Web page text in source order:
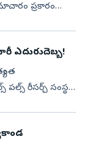
ప్రకారం
ఎదురుదెబ్బ!
రీసర్చ్ సంస్థ